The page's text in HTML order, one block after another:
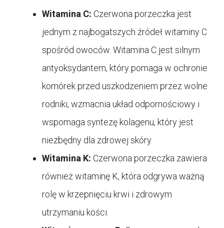
Witamina C: Czerwona porzeczka jest
jednym z najbogatszych źródeł witaminy C
spośród owoców. Witamina C jest silnym
antyoksydantem, który pomaga w ochronie
komórek przed uszkodzeniem przez wolne
rodniki, wzmacnia układ odpornościowy i
wspomaga syntezę kolagenu, który jest
niezbędny dla zdrowej skóry.
Witamina K: Czerwona porzeczka zawiera
również witaminę K, która odgrywa ważną
rolę w krzepnięciu krwi i zdrowym
utrzymaniu kości.